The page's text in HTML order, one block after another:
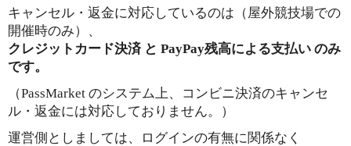
キャンセル・返金に対応しているのは（屋外競技場での
開催時のみ）、
クレジットカード決済 と PayPay残高による支払い のみ
です。
（PassMarket のシステム上、コンビニ決済のキャンセ
ル・返金には対応しておりません。）
運営側としましては、ログインの有無に関係なく